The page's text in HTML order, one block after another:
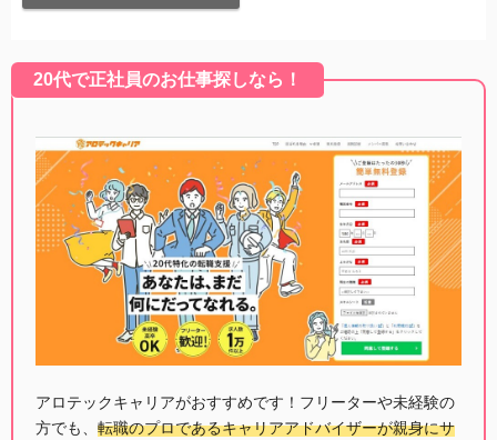
20代で正社員のお仕事探しなら！
アロテックキャリアがおすすめです！フリーターや未経験の
方でも、 転職のプロであるキャリアアドバイザーが親身にサ